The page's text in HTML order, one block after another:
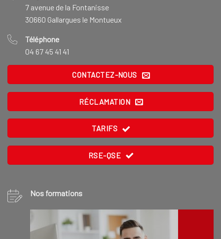
7 avenue de la Fontanisse
30660 Gallargues le Montueux
Téléphone
04 67 45 41 41
CONTACTEZ-NOUS
RÉCLAMATION
TARIFS
RSE-QSE
Nos formations